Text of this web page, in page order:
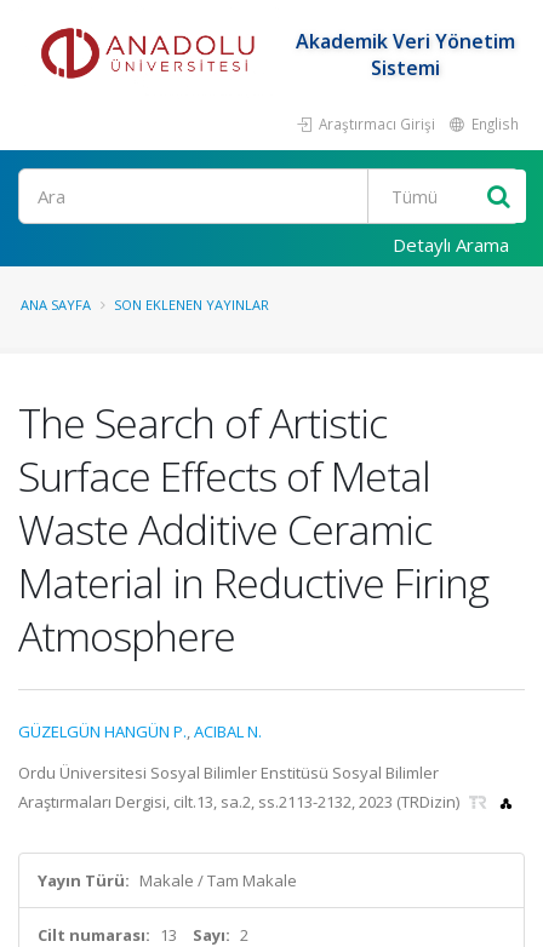
Akademik Veri Yönetim
Sistemi
Araştırmacı Girişi English
Ara
Detaylı Arama
ANA SAYFA SON EKLENEN YAYINLAR
The Search of Artistic
Surface Effects of Metal
Waste Additive Ceramic
Material in Reductive Firing
Atmosphere
GÜZELGÜN HANGÜN P.,ACIBAL N.
Ordu Üniversitesi Sosyal Bilimler Enstitüsü Sosyal Bilimler
Araştırmaları Dergisi, cilt.13, sa.2, ss.2113-2132, 2023 (TRDizin)
Yayın Türü: Makale / Tam Makale
Cilt numarası: 13 Sayı: 2